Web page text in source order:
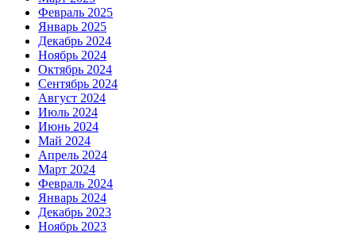
Февраль 2025
Январь 2025
Декабрь 2024
Ноябрь 2024
Октябрь 2024
Сентябрь 2024
Август 2024
Июль 2024
Июнь 2024
Май 2024
Апрель 2024
Март 2024
Февраль 2024
Январь 2024
Декабрь 2023
Ноябрь 2023